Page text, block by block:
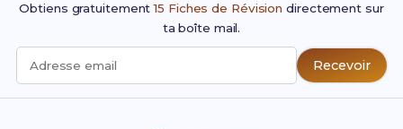
Obtiens gratuitement15 Fiches de Révision directement sur
ta boîte mail.
Adresse email Recevoir